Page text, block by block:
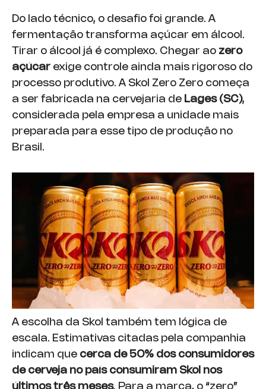
Do lado técnico, o desafio foi grande. A
fermentação transforma açúcar em álcool.
Tirar o álcool já é complexo. Chegar ao zero
açúcar exige controle ainda mais rigoroso do
processo produtivo. A Skol Zero Zero começa
a ser fabricada na cervejaria de Lages (SC),
considerada pela empresa a unidade mais
preparada para esse tipo de produção no
Brasil.
A escolha da Skol também tem lógica de
escala. Estimativas citadas pela companhia
indicam que cerca de 50% dos consumidores
de cerveja no país consumiram Skol nos
últimos três meses. Para a marca, o “zero”